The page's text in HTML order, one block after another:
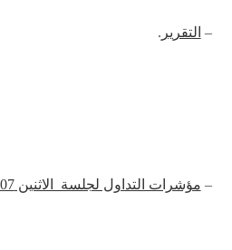
– التقرير .
– مؤشرات التداول لجلسة الاثنين 07 اب 2017